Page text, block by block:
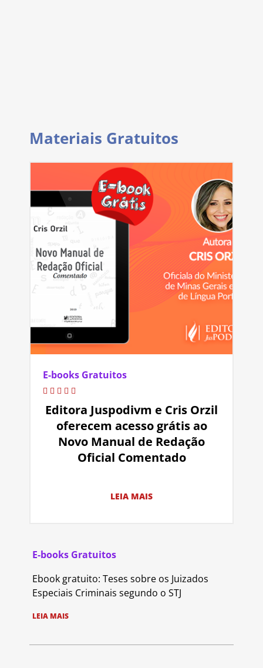
Materiais Gratuitos
E-books Gratuitos
Editora Juspodivm e Cris Orzil
oferecem acesso grátis ao
Novo Manual de Redação
Oficial Comentado
LEIA MAIS
E-books Gratuitos
Ebook gratuito: Teses sobre os Juizados
Especiais Criminais segundo o STJ
LEIA MAIS